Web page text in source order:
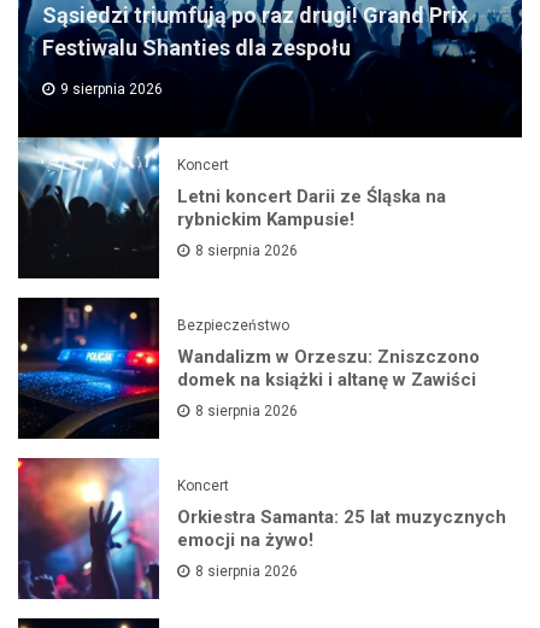
Sąsiedzi triumfują po raz drugi! Grand Prix
Festiwalu Shanties dla zespołu
9 sierpnia 2026
Koncert
Letni koncert Darii ze Śląska na
rybnickim Kampusie!
8 sierpnia 2026
Bezpieczeństwo
Wandalizm w Orzeszu: Zniszczono
domek na książki i altanę w Zawiści
8 sierpnia 2026
Koncert
Orkiestra Samanta: 25 lat muzycznych
emocji na żywo!
8 sierpnia 2026